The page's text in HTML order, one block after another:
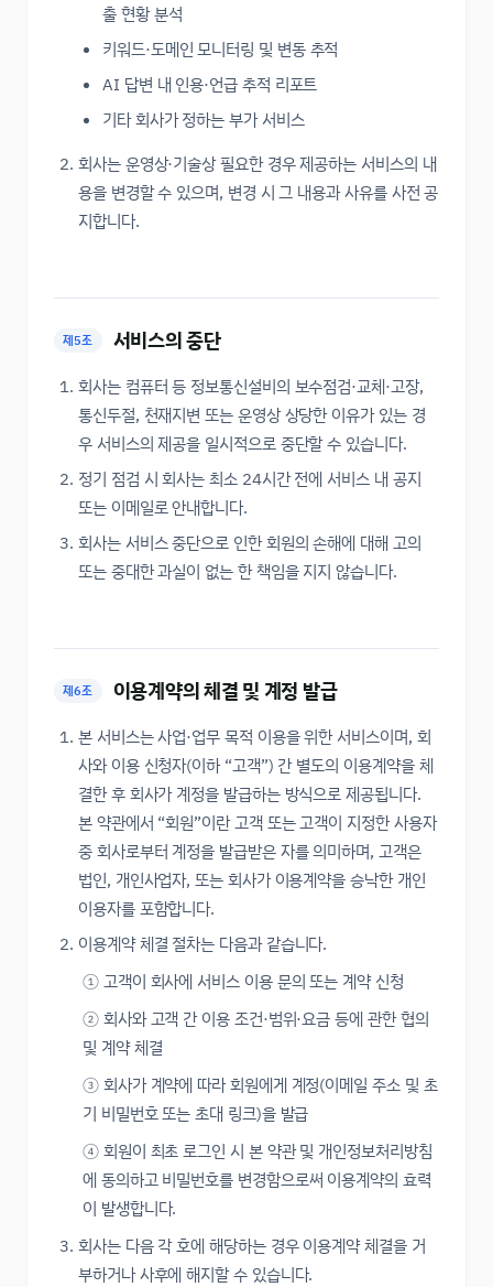
출 현황 분석
키워드·도메인 모니터링 및 변동 추적
AI 답변 내 인용·언급 추적 리포트
기타 회사가 정하는 부가 서비스
회사는 운영상·기술상 필요한 경우 제공하는 서비스의 내
용을 변경할 수 있으며, 변경 시 그 내용과 사유를 사전 공
지합니다.
제5조 서비스의 중단
회사는 컴퓨터 등 정보통신설비의 보수점검·교체·고장,
통신두절, 천재지변 또는 운영상 상당한 이유가 있는 경
우 서비스의 제공을 일시적으로 중단할 수 있습니다.
정기 점검 시 회사는 최소 24시간 전에 서비스 내 공지
또는 이메일로 안내합니다.
회사는 서비스 중단으로 인한 회원의 손해에 대해 고의
또는 중대한 과실이 없는 한 책임을 지지 않습니다.
제6조 이용계약의 체결 및 계정 발급
본 서비스는 사업·업무 목적 이용을 위한 서비스이며, 회
사와 이용 신청자(이하 “고객”) 간 별도의 이용계약을 체
결한 후 회사가 계정을 발급하는 방식으로 제공됩니다.
본 약관에서 “회원”이란 고객 또는 고객이 지정한 사용자
중 회사로부터 계정을 발급받은 자를 의미하며, 고객은
법인, 개인사업자, 또는 회사가 이용계약을 승낙한 개인
이용자를 포함합니다.
이용계약 체결 절차는 다음과 같습니다.
① 고객이 회사에 서비스 이용 문의 또는 계약 신청
② 회사와 고객 간 이용 조건·범위·요금 등에 관한 협의
및 계약 체결
③ 회사가 계약에 따라 회원에게 계정(이메일 주소 및 초
기 비밀번호 또는 초대 링크)을 발급
④ 회원이 최초 로그인 시 본 약관 및 개인정보처리방침
에 동의하고 비밀번호를 변경함으로써 이용계약의 효력
이 발생합니다.
회사는 다음 각 호에 해당하는 경우 이용계약 체결을 거
부하거나 사후에 해지할 수 있습니다.